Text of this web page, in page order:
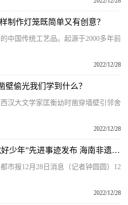
制作灯笼既简单又有创意？
中国传统工艺品。起源于2000多年前
2022/12/28
壁偷光我们学到什么？
汉大文学家匡衡幼时凿穿墙壁引邻舍
2022/12/28
文明海南｜2022年“新时代好少年”先进事迹发布 海南非遗少年王程业入选
市报12月28日消息（记者钟圆圆）12
2022/12/28